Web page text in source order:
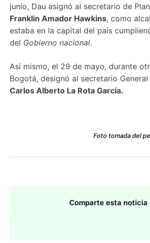
junio, Dau asignó al secretario de
Franklin Amador Hawkins, como
estaba en la capital del país
del Gobierno nacional.
Así mismo, el 29 de mayo, durante
Bogotá, designó al secretario
Carlos Alberto La Rota García.
Foto tomada del
Comparte esta noticia